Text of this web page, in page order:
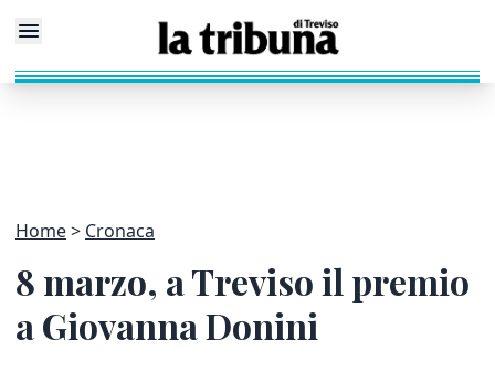
Home Cronaca
8 marzo, a Treviso il premio
a Giovanna Donini